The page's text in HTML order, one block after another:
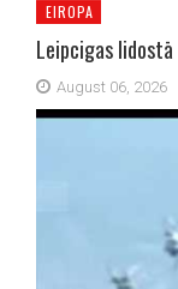
EIROPA
Leipcigas
August 06, 2026